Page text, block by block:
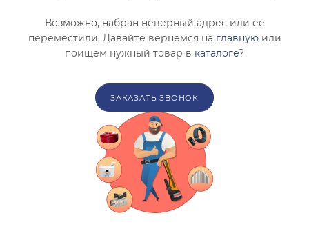
Возможно, набран неверный адрес или ее
переместили. Давайте вернемся на главнуюили
поищем нужный товар в каталоге?
ЗАКАЗАТЬ ЗВОНОК